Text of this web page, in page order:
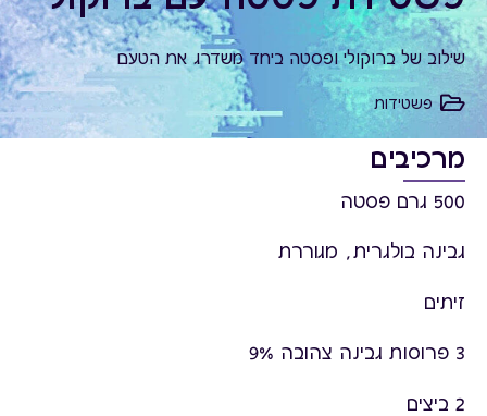
שילוב של ברוקולי ופסטה ביחד משדרג את הטעם
פשטידות
מרכיבים
500 גרם פסטה
גבינה בולגרית, מגוררת
זיתים
3 פרוסות גבינה צהובה 9%
2 ביצים